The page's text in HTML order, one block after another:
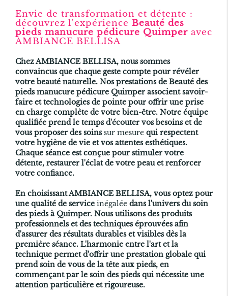
Envie de transformation et détente :
découvrez l'expérience Beauté des
pieds manucure pédicure Quimper avec
AMBIANCE BELLISA
Chez AMBIANCE BELLISA, nous sommes
convaincus que chaque geste compte pour révéler
votre beauté naturelle. Nos prestations de Beauté des
pieds manucure pédicure Quimperassocient savoir-
faire et technologies de pointe pour offrir une prise
en charge complète de votre bien-être. Notre équipe
qualifiée prend le temps d'écouter vos besoins et de
vous proposer des soinssur mesure qui respectent
votre hygiène de vie et vos attentes esthétiques.
Chaque séance est conçue pour stimuler votre
détente, restaurer l'éclat de votre peau et renforcer
votre confiance.
En choisissant AMBIANCE BELLISA, vous optez pour
une qualité de service inégalée dans l'univers du soin
des pieds à Quimper. Nous utilisons des produits
professionnels et des techniques éprouvées afin
d'assurer des résultats durables et visibles dès la
première séance. L'harmonie entre l'art et la
technique permet d'offrir une prestation globale qui
prend soin de vous de la tête aux pieds, en
commençant par le soin des pieds qui nécessite une
attention particulière et rigoureuse.